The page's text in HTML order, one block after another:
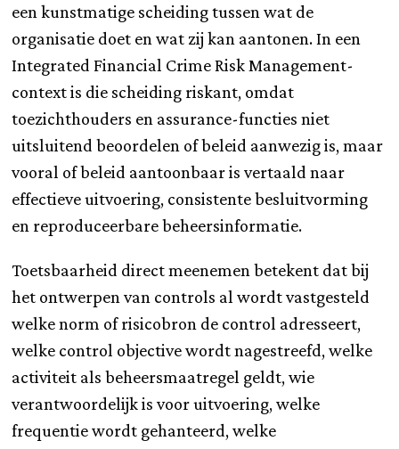
een kunstmatige scheiding tussen wat de
organisatie doet en wat zij kan aantonen. In een
Integrated Financial Crime Risk Management-
context is die scheiding riskant, omdat
toezichthouders en assurance-functies niet
uitsluitend beoordelen of beleid aanwezig is, maar
vooral of beleid aantoonbaar is vertaald naar
effectieve uitvoering, consistente besluitvorming
en reproduceerbare beheersinformatie.
Toetsbaarheid direct meenemen betekent dat bij
het ontwerpen van controls al wordt vastgesteld
welke norm of risicobron de control adresseert,
welke control objective wordt nagestreefd, welke
activiteit als beheersmaatregel geldt, wie
verantwoordelijk is voor uitvoering, welke
frequentie wordt gehanteerd, welke